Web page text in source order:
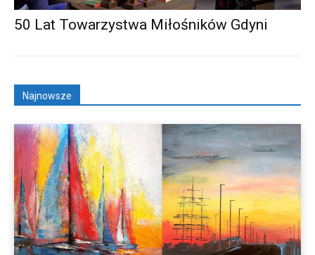
50 Lat Towarzystwa Miłośników Gdyni
Najnowsze